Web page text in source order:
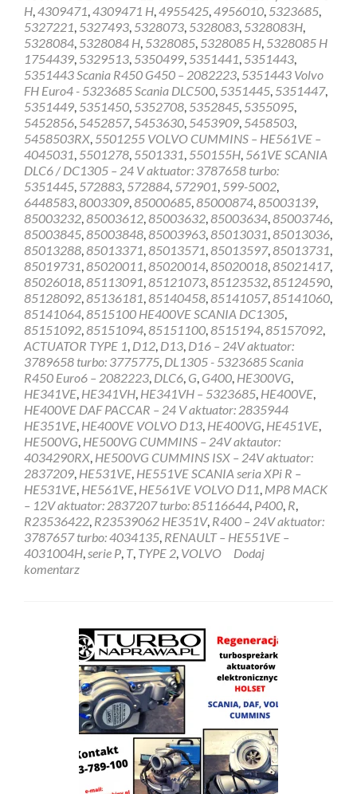
H,4309471,4309471 H,4955425,4956010, 5323685,
5327221, 5327493, 5328073, 5328083, 5328083H,
5328084, 5328084 H, 5328085, 5328085 H, 5328085 H
1754439, 5329513, 5350499, 5351441, 5351443,
5351443 Scania R450 G450 – 2082223, 5351443 Volvo
FH Euro4 - 5323685 Scania DLC500, 5351445, 5351447,
5351449, 5351450, 5352708, 5352845, 5355095,
5452856, 5452857, 5453630, 5453909, 5458503,
5458503RX, 5501255 VOLVO CUMMINS – HE561VE –
4045031, 5501278, 5501331, 550155H, 561VE SCANIA
DLC6 / DC1305 – 24 V aktuator: 3787658 turbo:
5351445, 572883, 572884, 572901, 599-5002,
6448583,8003309,85000685,85000874,85003139,
85003232,85003612,85003632,85003634,85003746,
85003845,85003848,85003963,85013031,85013036,
85013288,85013371,85013571,85013597,85013731,
85019731,85020011,85020014,85020018,85021417,
85026018,85113091,85121073,85123532,85124590,
85128092,85136181,85140458,85141057,85141060,
85141064,8515100 HE400VE SCANIA DC1305,
85151092,85151094,85151100,8515194,85157092,
ACTUATOR TYPE 1, D12, D13, D16 – 24V aktuator:
3789658 turbo: 3775775, DL1305 - 5323685 Scania
R450 Euro6 – 2082223, DLC6, G, G400, HE300VG,
HE341VE, HE341VH, HE341VH – 5323685, HE400VE,
HE400VE DAF PACCAR – 24 V aktuator: 2835944
HE351VE, HE400VE VOLVO D13, HE400VG, HE451VE,
HE500VG, HE500VG CUMMINS – 24V aktautor:
4034290RX, HE500VG CUMMINS ISX – 24V aktuator:
2837209, HE531VE, HE551VE SCANIA seria XPi R –
HE531VE, HE561VE, HE561VE VOLVO D11, MP8 MACK
– 12V aktuator: 2837207 turbo: 85116644, P400, R,
R23536422, R23539062 HE351V, R400 – 24V aktuator:
3787657 turbo: 4034135, RENAULT – HE551VE –
4031004H,serie P, T, TYPE 2, VOLVO
Dodaj
komentarz